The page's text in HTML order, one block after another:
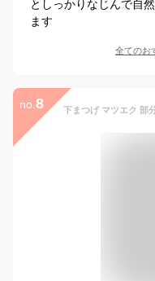
としっかりなじんで自
ます
全てのお
no. 8